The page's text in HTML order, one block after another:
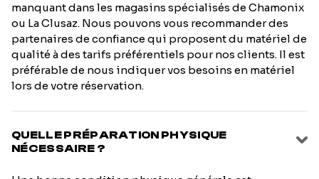
manquant dans les magasins spécialisés de Chamonix
ou La Clusaz. Nous pouvons vous recommander des
partenaires de confiance qui proposent du matériel de
qualité à des tarifs préférentiels pour nos clients. Il est
préférable de nous indiquer vos besoins en matériel
lors de votre réservation.
QUELLE PRÉPARATION PHYSIQUE
NÉCESSAIRE ?